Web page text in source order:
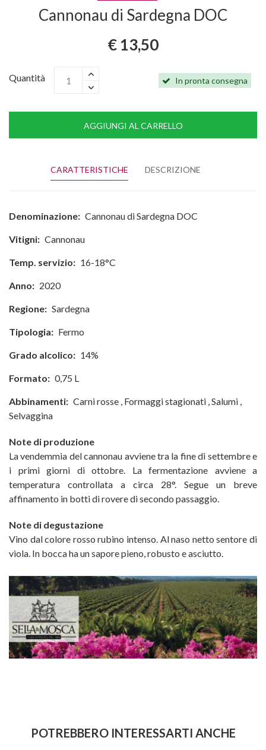
Cannonau di Sardegna DOC
€ 13,50
Quantità In pronta consegna
AGGIUNGI AL CARRELLO
CARATTERISTICHE DESCRIZIONE
Denominazione: Cannonau di Sardegna DOC
Vitigni: Cannonau
Temp. servizio: 16-18°C
Anno: 2020
Regione: Sardegna
Tipologia: Fermo
Grado alcolico: 14%
Formato: 0,75 L
Abbinamenti: Carni rosse , Formaggi stagionati ,Salumi ,
Selvaggina
Note di produzione
La vendemmia del cannonau avviene tra la fine di settembre e
i primi giorni di ottobre. La fermentazione avviene a
temperatura controllata a circa 28°. Segue un breve
affinamento in botti di rovere di secondo passaggio.
Note di degustazione
Vino dal colore rosso rubino intenso. Al naso netto sentore di
viola. In bocca ha un sapore pieno, robusto e asciutto.
POTREBBERO INTERESSARTI ANCHE